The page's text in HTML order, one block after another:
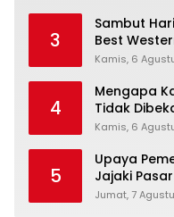
3
Sambut
Best
Stay Diskon
Kamis, 6
4
Mengapa
Tidak
Kamis, 6
5
Upaya
Jajaki
Jumat, 7